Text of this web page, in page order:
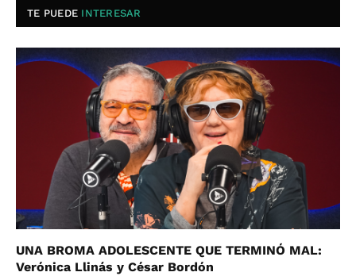
TE PUEDE INTERESAR
UNA BROMA ADOLESCENTE QUE TERMINÓ MAL:
Verónica Llinás y César Bordón